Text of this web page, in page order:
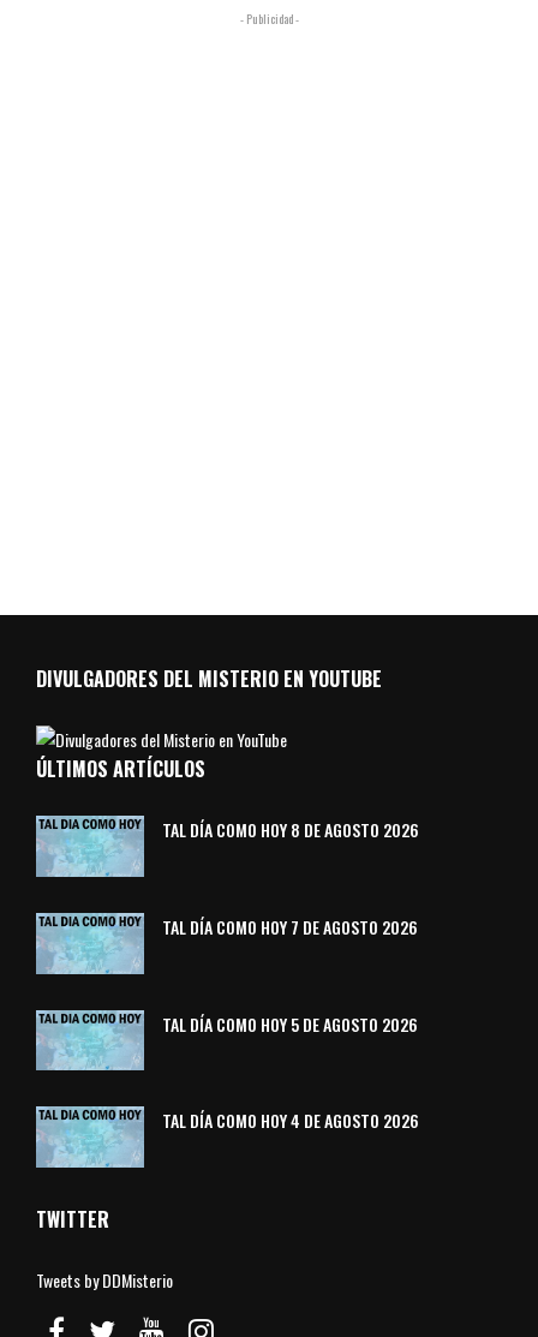
- Publicidad -
DIVULGADORES DEL MISTERIO EN YOUTUBE
ÚLTIMOS ARTÍCULOS
TAL DÍA COMO HOY 8 DE AGOSTO 2026
TAL DÍA COMO HOY 7 DE AGOSTO 2026
TAL DÍA COMO HOY 5 DE AGOSTO 2026
TAL DÍA COMO HOY 4 DE AGOSTO 2026
TWITTER
Tweets by DDMisterio